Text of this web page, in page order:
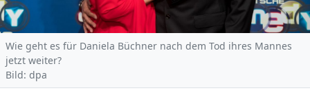
Wie geht es für Daniela Büchner nach dem Tod ihres Mannes
jetzt weiter?
Bild: dpa